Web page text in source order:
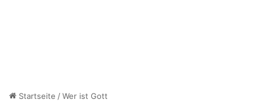
Startseite /Wer ist Gott